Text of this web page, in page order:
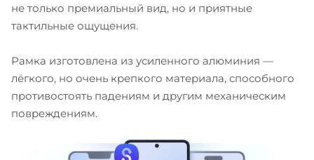
не только премиальный вид, но и приятные
тактильные ощущения.
Рамка изготовлена из усиленного алюминия —
лёгкого, но очень крепкого материала, способного
противостоять падениям и другим механическим
повреждениям.